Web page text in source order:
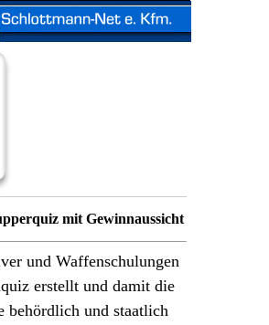
mit Gewinnaussicht
und Waffenschulungen
erstellt und damit die
behördlich und staatlich